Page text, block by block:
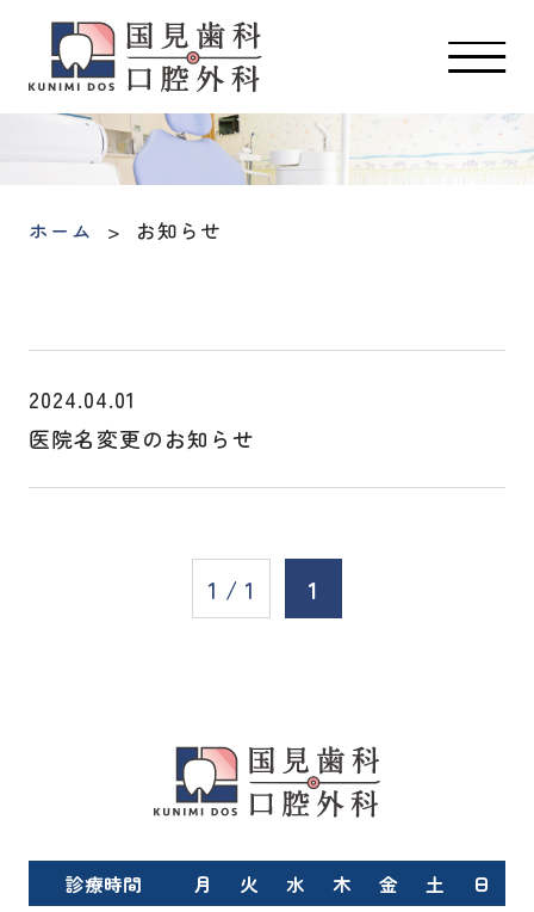
ホーム お知らせ
2024.04.01
医院名変更のお知らせ
1 / 1 1
診療時間 月 火 水 木 金 土 日